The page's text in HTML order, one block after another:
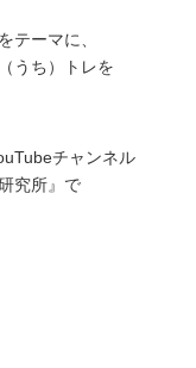
テーマに、
うち）トレを
チャンネル
究所』で